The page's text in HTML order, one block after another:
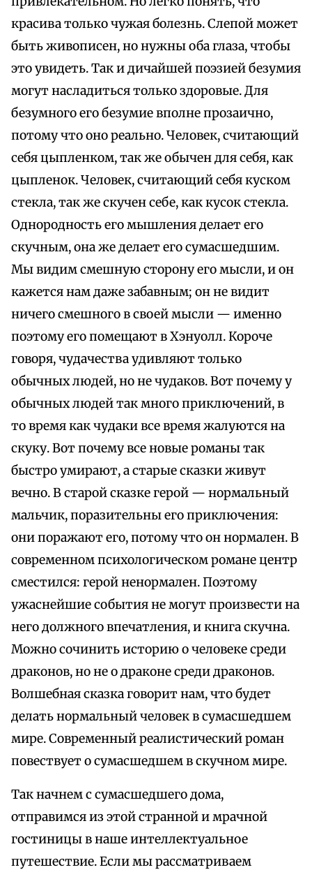
красива только чужая болезнь. Слепой может
быть живописен, но нужны оба глаза, чтобы
это увидеть. Так и дичайшей поэзией безумия
могут насладиться только здоровые. Для
безумного его безумие вполне прозаично,
потому что оно реально. Человек, считающий
себя цыпленком, так же обычен для себя, как
цыпленок. Человек, считающий себя куском
стекла, так же скучен себе, как кусок стекла.
Однородность его мышления делает его
скучным, она же делает его сумасшедшим.
Мы видим смешную сторону его мысли, и он
кажется нам даже забавным; он не видит
ничего смешного в своей мысли — именно
поэтому его помещают в Хэнуолл. Короче
говоря, чудачества удивляют только
обычных людей, но не чудаков. Вот почему у
обычных людей так много приключений, в
то время как чудаки все время жалуются на
скуку. Вот почему все новые романы так
быстро умирают, а старые сказки живут
вечно. В старой сказке герой — нормальный
мальчик, поразительны его приключения:
они поражают его, потому что он нормален. В
современном психологическом романе центр
сместился: герой ненормален. Поэтому
ужаснейшие события не могут произвести на
него должного впечатления, и книга скучна.
Можно сочинить историю о человеке среди
драконов, но не о драконе среди драконов.
Волшебная сказка говорит нам, что будет
делать нормальный человек в сумасшедшем
мире. Современный реалистический роман
повествует о сумасшедшем в скучном мире.
Так начнем с сумасшедшего дома,
отправимся из этой странной и мрачной
гостиницы в наше интеллектуальное
путешествие. Если мы рассматриваем